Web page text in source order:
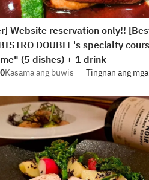
Website reservation only!!
DOUBLE's specialty
(5 dishes) + 1 drink
Kasama ang buwis Tingnan ang